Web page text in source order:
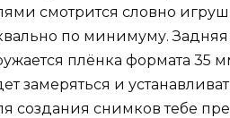
смотрится словно
по минимуму. Задняя
плёнка формата
замеряться и
создания снимков тебе